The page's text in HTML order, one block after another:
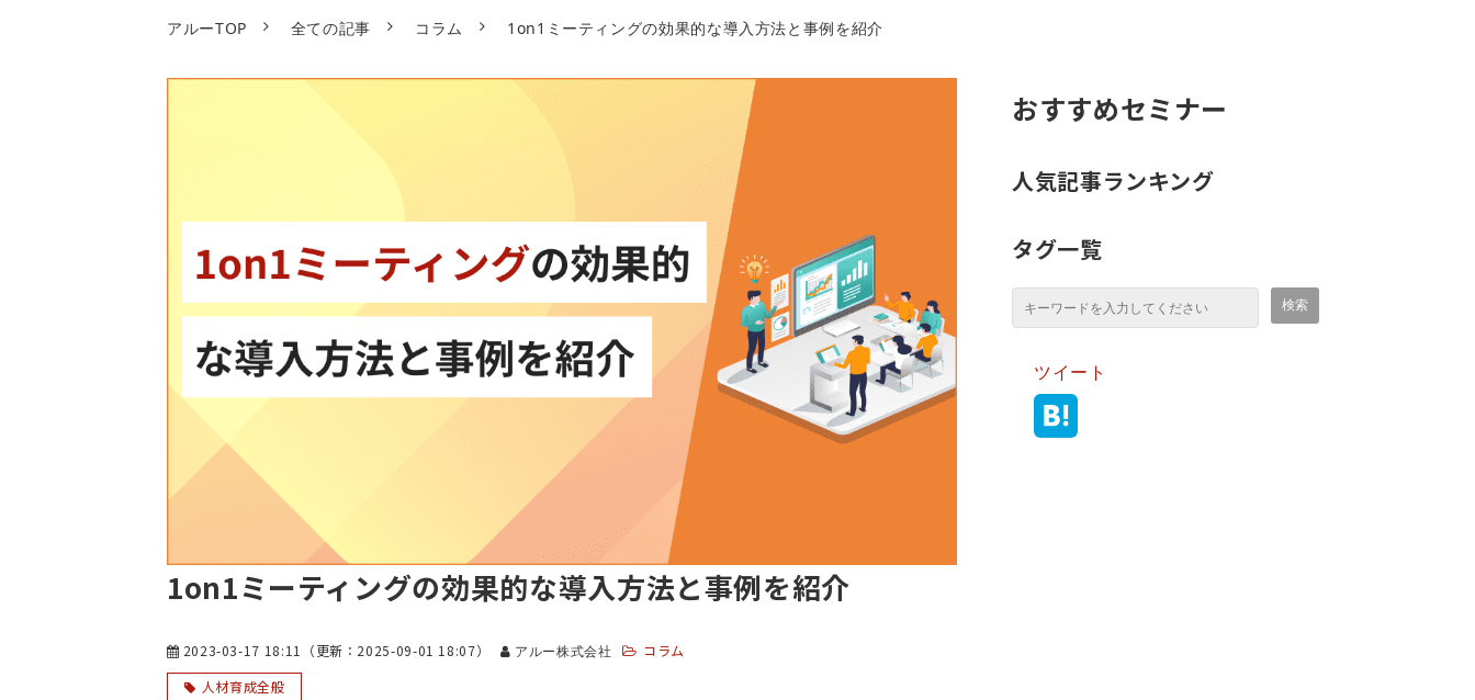
アルーTOP 全ての記事 コラム 1on1ミーティングの効果的な導入方法と事例を紹介
1on1ミーティングの効果的な導入方法と事例を紹介
2023-03-17 18:11 （更新： 2025-09-01 18:07） アルー株式会社
コラム
人材育成全般
おすすめセミナー
人気記事ランキング
タグ一覧
ツイート